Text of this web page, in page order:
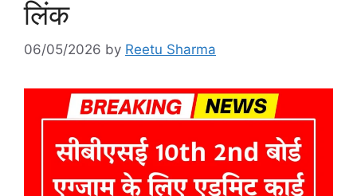
लिंक
06/05/2026 by Reetu Sharma